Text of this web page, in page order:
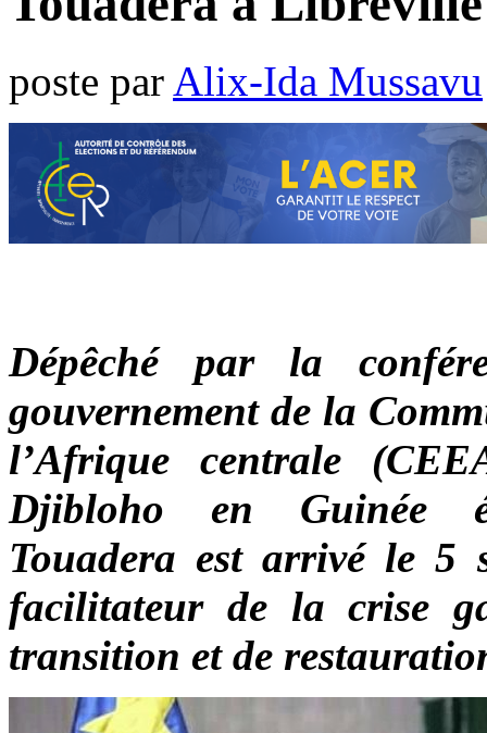
poste par Alix-Ida Mussavu
Dépêché par la
gouvernement de la
l’Afrique centrale
Djibloho en Guinée
Touadera est arrivé le 5
facilitateur de la crise
transition et de